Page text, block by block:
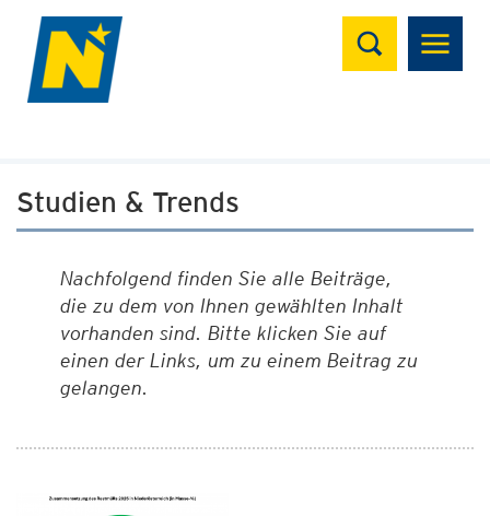
Suchen
Studien & Trends
Nachfolgend finden Sie alle Beiträge,
die zu dem von Ihnen gewählten Inhalt
vorhanden sind. Bitte klicken Sie auf
einen der Links, um zu einem Beitrag zu
gelangen.